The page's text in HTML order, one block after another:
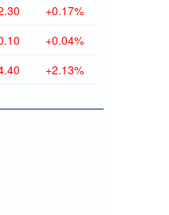
+0.17%
+0.04%
+2.13%